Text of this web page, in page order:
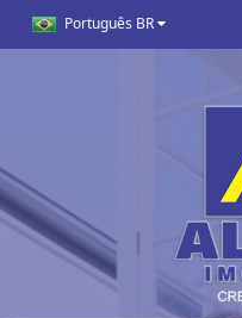
Português BR